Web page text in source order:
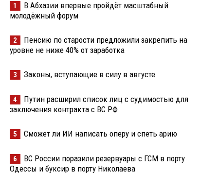
1
В Абхазии впервые пройдёт масштабный
молодёжный форум
2
Пенсию по старости предложили закрепить на
уровне не ниже 40% от заработка
3 Законы, вступающие в силу в августе
4
Путин расширил список лиц с судимостью для
заключения контракта с ВС РФ
5 Сможет ли ИИ написать оперу и спеть арию
6
ВС России поразили резервуары с ГСМ в порту
Одессы и буксир в порту Николаева